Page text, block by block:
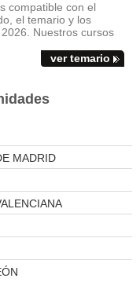
compatible con el
el temario y los
Nuestros cursos
ver temario
MADRID